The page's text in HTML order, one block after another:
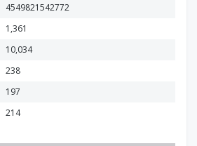
4549821542772
1,361
10,034
238
197
214